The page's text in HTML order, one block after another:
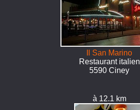
Il San Marino
Restaurant italien
5590 Ciney
à 12.1 km